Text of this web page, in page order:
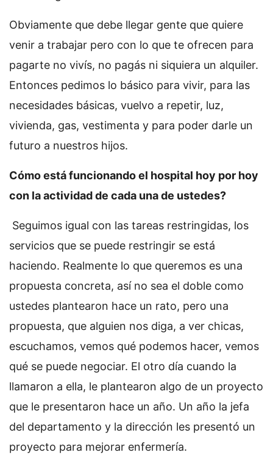
Obviamente que debe llegar gente que quiere
venir a trabajar pero con lo que te ofrecen para
pagarte no vivís, no pagás ni siquiera un alquiler.
Entonces pedimos lo básico para vivir, para las
necesidades básicas, vuelvo a repetir, luz,
vivienda, gas, vestimenta y para poder darle un
futuro a nuestros hijos.
Cómo está funcionando el hospital hoy por hoy
con la actividad de cada una de ustedes?
Seguimos igual con las tareas restringidas, los
servicios que se puede restringir se está
haciendo. Realmente lo que queremos es una
propuesta concreta, así no sea el doble como
ustedes plantearon hace un rato, pero una
propuesta, que alguien nos diga, a ver chicas,
escuchamos, vemos qué podemos hacer, vemos
qué se puede negociar. El otro día cuando la
llamaron a ella, le plantearon algo de un proyecto
que le presentaron hace un año. Un año la jefa
del departamento y la dirección les presentó un
proyecto para mejorar enfermería.